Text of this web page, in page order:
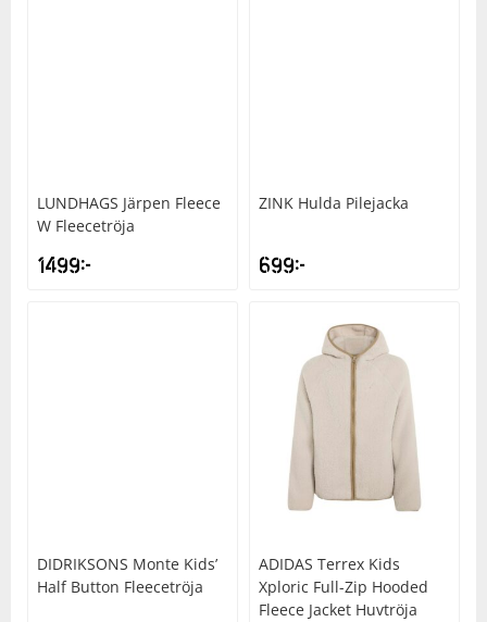
LUNDHAGS Järpen Fleece
W Fleecetröja
1499kr
ZINK Hulda Pilejacka
699kr
DIDRIKSONS Monte Kids’
Half Button Fleecetröja
ADIDAS Terrex Kids
Xploric Full-Zip Hooded
Fleece Jacket Huvtröja